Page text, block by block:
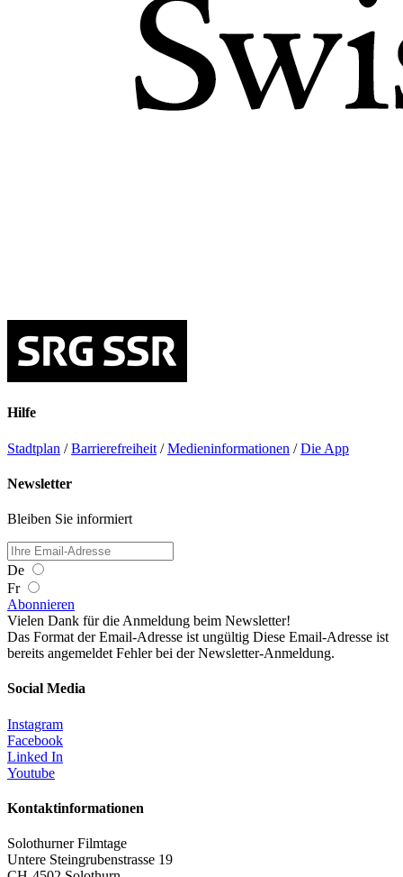
Hilfe
Stadtplan /Barrierefreiheit /Medieninformationen /Die App
Newsletter
Bleiben Sie informiert
De
Fr
Abonnieren
Vielen Dank für die Anmeldung beim Newsletter!
Das Format der Email-Adresse ist ungültig Diese Email-Adresse ist
bereits angemeldet Fehler bei der Newsletter-Anmeldung.
Social Media
Instagram
Facebook
Linked In
Youtube
Kontaktinformationen
Solothurner Filmtage
Untere Steingrubenstrasse 19